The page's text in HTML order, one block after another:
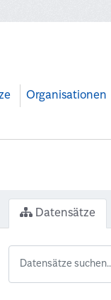
Organisationen
Datensätze